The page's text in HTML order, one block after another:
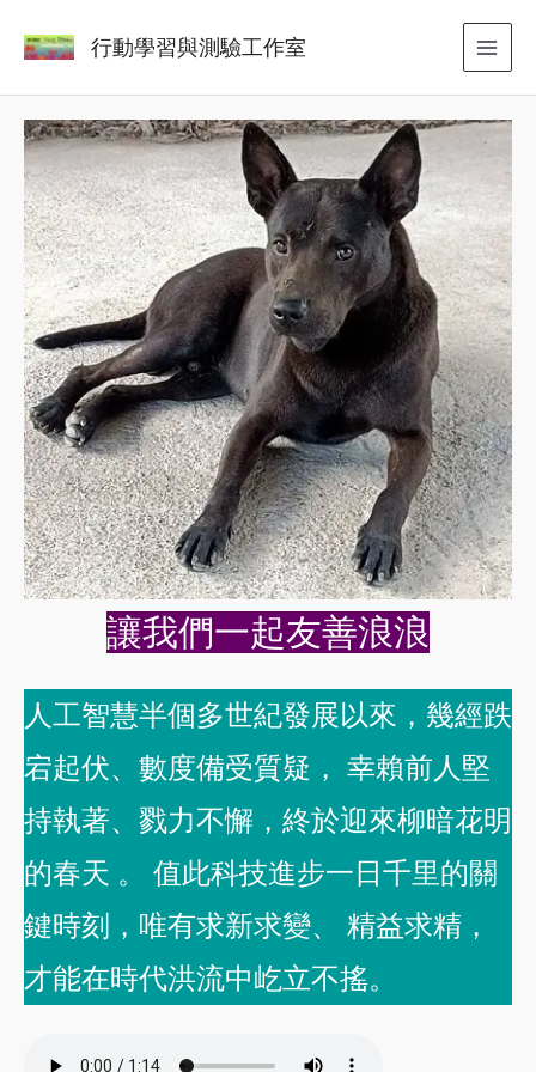
行動學習與測驗工作室
讓我們一起友善浪浪
人工智慧半個多世紀發展以來，幾經跌
宕起伏、數度備受質疑， 幸賴前人堅
持執著、戮力不懈，終於迎來柳暗花明
的春天 。 值此科技進步一日千里的關
鍵時刻，唯有求新求變、 精益求精，
才能在時代洪流中屹立不搖。